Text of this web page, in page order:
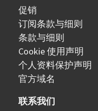
促销
订阅条款与细则
条款与细则
Cookie 使用声明
个人资料保护声明
官方域名
联系我们